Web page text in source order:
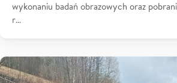
wykonaniu badań obrazowych oraz
r…